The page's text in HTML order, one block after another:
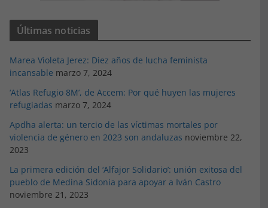
Últimas noticias
Marea Violeta Jerez: Diez años de lucha feminista
incansable marzo 7, 2024
‘Atlas Refugio 8M’, de Accem: Por qué huyen las mujeres
refugiadas marzo 7, 2024
Apdha alerta: un tercio de las víctimas mortales por
violencia de género en 2023 son andaluzas noviembre 22,
2023
La primera edición del ‘Alfajor Solidario’: unión exitosa del
pueblo de Medina Sidonia para apoyar a Iván Castro
noviembre 21, 2023